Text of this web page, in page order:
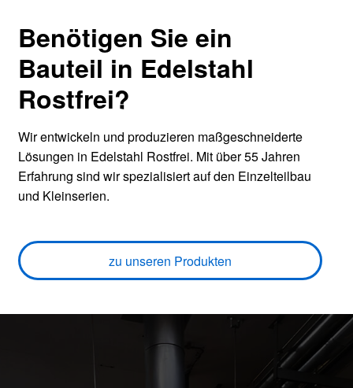
Benötigen Sie ein
Bauteil in Edelstahl
Rostfrei?
Wir entwickeln und produzieren maßgeschneiderte
Lösungen in Edelstahl Rostfrei. Mit über 55 Jahren
Erfahrung sind wir spezialisiert auf den Einzelteilbau
und Kleinserien.
zu unseren Produkten